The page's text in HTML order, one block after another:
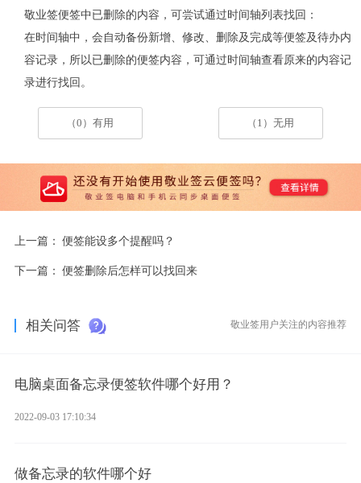
敬业签便签中已删除的内容，可尝试通过时间轴列表找回：
在时间轴中，会自动备份新增、修改、删除及完成等便签及待办内
容记录，所以已删除的便签内容，可通过时间轴查看原来的内容记
录进行找回。
（0）有用 （1）无用
上一篇： 便签能设多个提醒吗？
下一篇： 便签删除后怎样可以找回来
相关问答 敬业签用户关注的内容推荐
电脑桌面备忘录便签软件哪个好用？
2022-09-03 17:10:34
做备忘录的软件哪个好